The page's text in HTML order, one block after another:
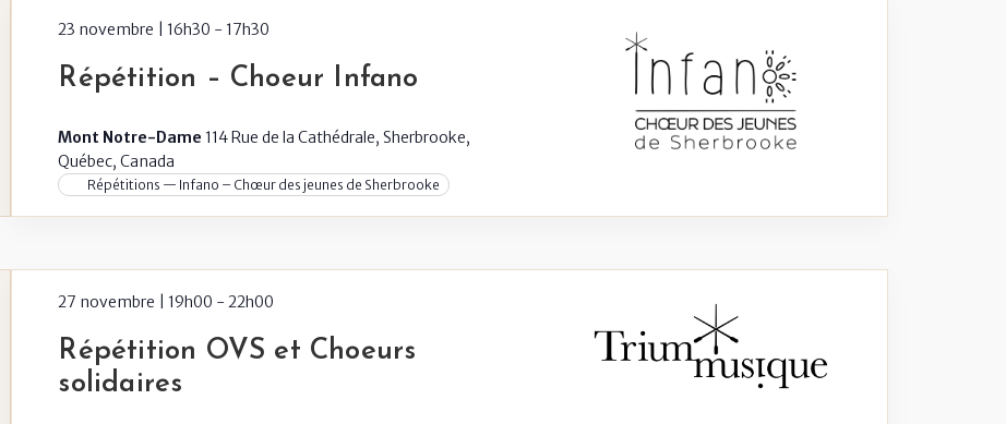
Répétition – Choeur Infano
23 novembre | 16h30 - 17h30
Mont Notre-Dame 114 Rue de la Cathédrale, Sherbrooke,
Québec, Canada
Répétitions — Infano – Chœur des jeunes de Sherbrooke
Répétition OVS et Choeurs
solidaires
27 novembre | 19h00 - 22h00